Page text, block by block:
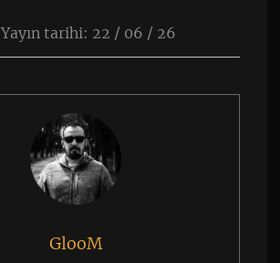
Yayın tarihi: 22 / 06 / 26
GlooM